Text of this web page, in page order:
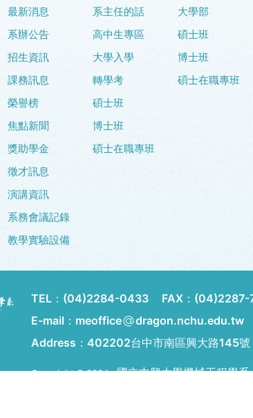
最新消息
系辦公告
招生資訊
課務訊息
榮譽榜
焦點新聞
獎助學金
徵才訊息
演講資訊
系務會議記錄
教學實驗設備
系主任的話
高中生專區
大學入學
轉學考
碩士班
博士班
碩士在職專班
大學部
碩士班
博士班
碩士在職專班
TEL： (04)2284-0433 FAX： (04)2287-
E-mail：meoffice
dragon.nchu.edu.tw
Address： 402202台中市南區興大路145號
Copyright © 2024 -國立中興大學機械工程學系